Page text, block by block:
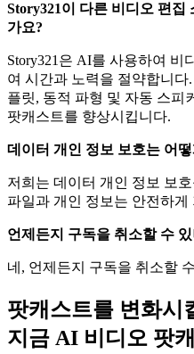
Story321이 다른 비디오 편집
가요?
Story321은 AI를 사용하여 비
여 시간과 노력을 절약합니
플릿, 동적 파형 및 자동 스피
팟캐스트를 향상시킵니다.
데이터 개인 정보 보호는 어
저희는 데이터 개인 정보 보
파일과 개인 정보는 안전하게
언제든지 구독을 취소할 수
네, 언제든지 구독을 취소할
팟캐스트를 변화시
지금 AI 비디오 팟